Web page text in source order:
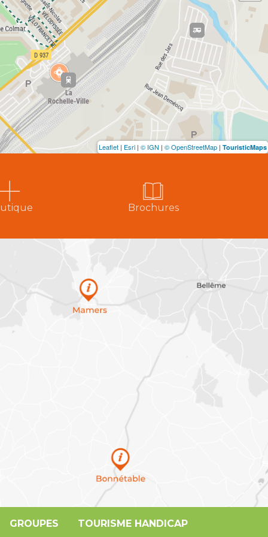
Leaflet | Esri | © IGN | © OpenStreetMap | TouristicMaps
Brochures
GROUPES TOURISME HANDICAP